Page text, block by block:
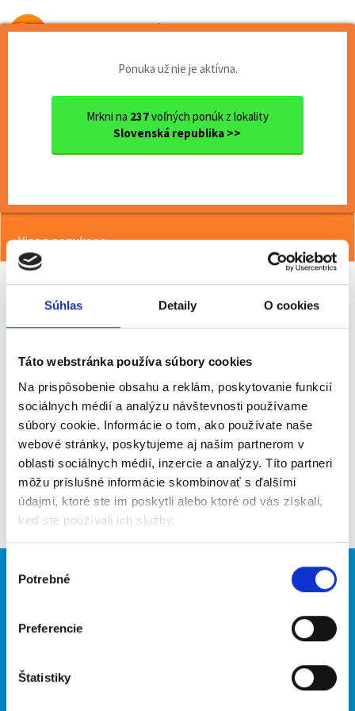
Súhlas Detaily O cookies
Táto webstránka používa súbory cookies
Na prispôsobenie obsahu a reklám, poskytovanie funkcií
sociálnych médií a analýzu návštevnosti používame
súbory cookie. Informácie o tom, ako používate naše
webové stránky, poskytujeme aj našim partnerom v
oblasti sociálnych médií, inzercie a analýzy. Títo partneri
môžu príslušné informácie skombinovať s ďalšími
údajmi, ktoré ste im poskytli alebo ktoré od vás získali,
keď ste používali ich služby.
súhlasu
Potrebné
Preferencie
Štatistiky
Od prvej brigády
Ponuka už nie je aktívna.
Mrkni na 237voľných ponúk z lokality
Slovenská republika >>
Ok. Galanta
Práca na leto: Skladník ovo...
<< Späť
Viac o ponuke >>
Poslať na email
Upozorniť na inzerát
Pridať do obľúbených
Späť
Brigádnici
Hľadané brigády
O portáli Naše ďalšie projekty